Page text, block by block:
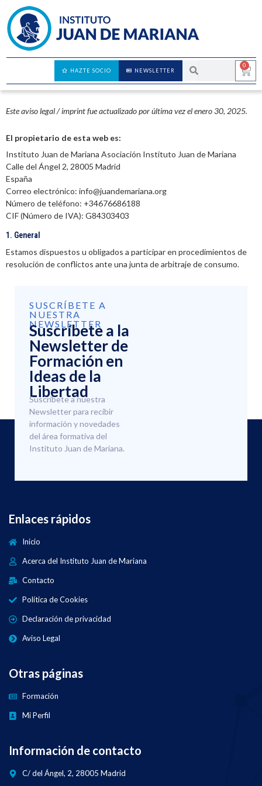
0
NEWSLETTER
HAZTE SOCIO
Aviso Legal / Imprint
Este aviso legal / imprint fue actualizado por última vez el enero 30, 2025.
El propietario de esta web es:
Instituto Juan de Mariana Asociación Instituto Juan de Mariana
Calle del Ángel 2, 28005 Madrid
España
Correo electrónico: info@juandemariana.org
Número de teléfono: +34676686188
CIF (Número de IVA): G84303403
1. General
Estamos dispuestos u obligados a participar en procedimientos de
resolución de conflictos ante una junta de arbitraje de consumo.
SUSCRÍBETE A
NUESTRA
NEWSLETTER
Suscríbete a la
Newsletter de
Formación en
Ideas de la
Libertad
Suscríbete a nuestra
Newsletter para recibir
información y novedades
del área formativa del
Instituto Juan de Mariana.
Enlaces rápidos
Inicio
Acerca del Instituto Juan de Mariana
Contacto
Política de Cookies
Declaración de privacidad
Aviso Legal
Otras páginas
Formación
Mi Perfil
Información de contacto
C/ del Ángel, 2, 28005 Madrid